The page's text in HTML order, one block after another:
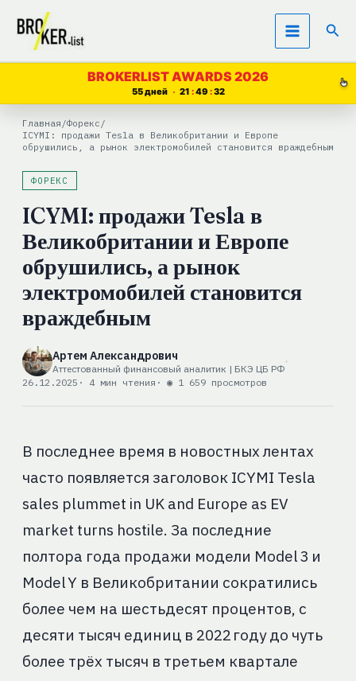
Перейти
содержимому
BROKERLIST AWARDS 2026
55 дней 21 49 31
Главная /Форекс /
ICYMI: продажи Tesla в Великобритании и Европе
обрушились, а рынок электромобилей становится враждебным
ФОРЕКС
ICYMI: продажи Tesla в
Великобритании и Европе
обрушились, а рынок
электромобилей становится
враждебным
Артем Александрович
Аттестованный финансовый аналитик | БКЭ ЦБ РФ
26.12.2025 · 4 мин чтения · ◉ 1 659 просмотров
В последнее время в новостных лентах
часто появляется заголовок ICYMI Tesla
sales plummet in UK and Europe as EV
market turns hostile. За последние
полтора года продажи модели Model 3 и
Model Y в Великобритании сократились
более чем на шестьдесят процентов, с
десяти тысяч единиц в 2022 году до чуть
более трёх тысяч в третьем квартале